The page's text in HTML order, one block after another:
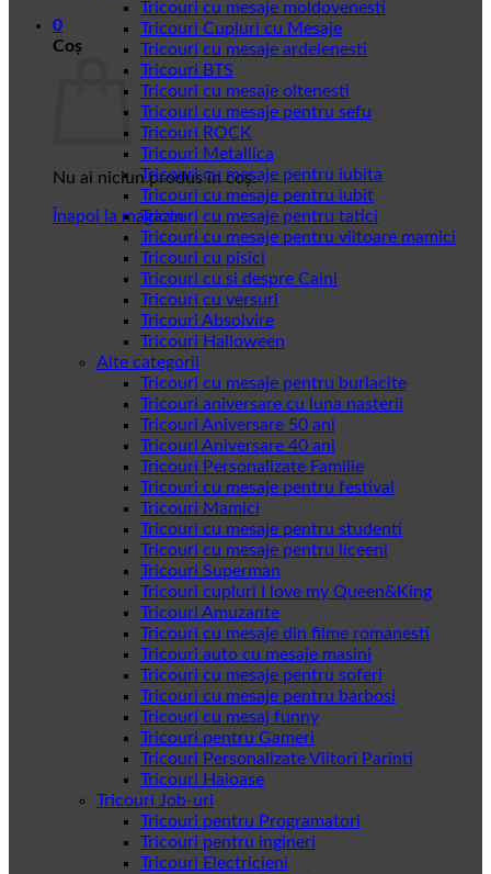
0
Coș
Nu ai niciun produs în coș.
Înapoi la magazin
Tricouri cu mesaje moldovenesti
Tricouri Cupluri cu Mesaje
Tricouri cu mesaje ardelenesti
Tricouri BTS
Tricouri cu mesaje oltenesti
Tricouri cu mesaje pentru sefu
Tricouri ROCK
Tricouri Metallica
Tricouri cu mesaje pentru iubita
Tricouri cu mesaje pentru iubit
Tricouri cu mesaje pentru tatici
Tricouri cu mesaje pentru viitoare mamici
Tricouri cu pisici
Tricouri cu si despre Caini
Tricouri cu versuri
Tricouri Absolvire
Tricouri Halloween
Alte categorii
Tricouri cu mesaje pentru burlacite
Tricouri aniversare cu luna nasterii
Tricouri Aniversare 50 ani
Tricouri Aniversare 40 ani
Tricouri Personalizate Familie
Tricouri cu mesaje pentru festival
Tricouri Mamici
Tricouri cu mesaje pentru studenti
Tricouri cu mesaje pentru liceeni
Tricouri Superman
Tricouri cupluri I love my Queen&King
Tricouri Amuzante
Tricouri cu mesaje din filme romanesti
Tricouri auto cu mesaje masini
Tricouri cu mesaje pentru soferi
Tricouri cu mesaje pentru barbosi
Tricouri cu mesaj funny
Tricouri pentru Gameri
Tricouri Personalizate Viitori Parinti
Tricouri Haioase
Tricouri Job-uri
Tricouri pentru Programatori
Tricouri pentru ingineri
Tricouri Electricieni